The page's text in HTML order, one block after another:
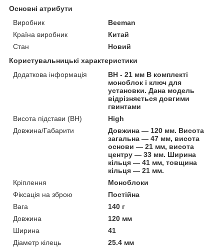
Основні атрибути
Виробник
Beeman
Країна виробник
Китай
Стан
Новий
Користувальницькі характеристики
Додаткова інформація
BH - 21 мм В комплекті
моноблок і ключ для
установки. Дана модель
відрізняється довгими
гвинтами
Висота підстави (BH)
High
Довжина/Габарити
Довжина — 120 мм. Висота
загальна — 47 мм, висота
основи — 21 мм, висота
центру — 33 мм. Ширина
кільця — 41 мм, товщина
кільця — 21 мм.
Кріплення
Моноблоки
Фіксація на зброю
Постійна
Вага
140 г
Довжина
120 мм
Ширина
41
Діаметр кілець
25.4 мм